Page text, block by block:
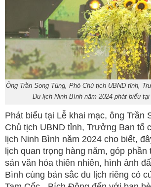
Ông Trần Song Tùng, Phó Chủ tịch UBND tỉnh,
Du lịch Ninh Bình năm 2024 phát biểu tại
Phát biểu tại Lễ khai mạc, ông Trần
Chủ tịch UBND tỉnh, Trưởng Ban tổ
lịch Ninh Bình năm 2024 cho biết,
lịch quan trọng hàng năm, góp phần
sản văn hóa thiên nhiên, hình ảnh
Bình cùng bản sắc du lịch riêng có